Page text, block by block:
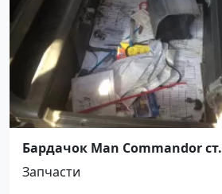
Бардачок Man Commandor ст.
Новотитаровская
Запчасти